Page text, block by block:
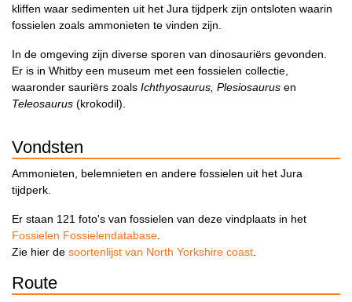
kliffen waar sedimenten uit het Jura tijdperk zijn ontsloten waarin
fossielen zoals ammonieten te vinden zijn.
In de omgeving zijn diverse sporen van dinosauriërs gevonden.
Er is in Whitby een museum met een fossielen collectie,
waaronder sauriërs zoals Ichthyosaurus, Plesiosaurus en
Teleosaurus (krokodil).
Vondsten
Ammonieten, belemnieten en andere fossielen uit het Jura
tijdperk.
Er staan 121 foto's van fossielen van deze vindplaats in het
Fossielen Fossielendatabase.
Zie hier de soortenlijst van North Yorkshire coast.
Route